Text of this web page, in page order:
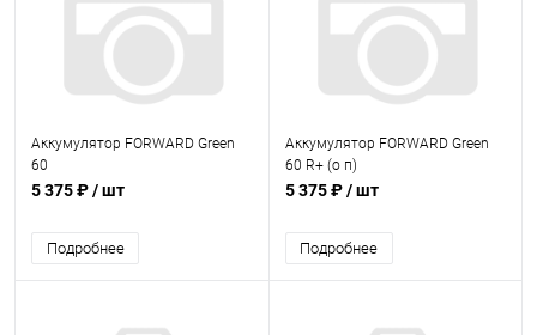
Аккумулятор FORWARD Green
60
5 375 ₽/ шт
Подробнее
Аккумулятор FORWARD Green
60 R+ (о п)
5 375 ₽/ шт
Подробнее